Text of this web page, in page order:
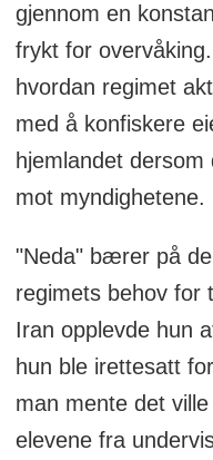
gjennom en
frykt for
hvordan regimet
med å konfiskere
hjemlandet
mot myndighetene.
"Neda" bærer på
regimets behov for
Iran opplevde hun
hun ble irettesatt
man mente det
elevene fra